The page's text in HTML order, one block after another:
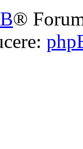
®